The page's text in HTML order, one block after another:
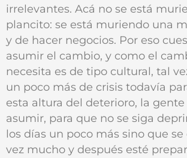
irrelevantes. Acá no se está
plancito: se está muriendo una
y de hacer negocios. Por eso
asumir el cambio, y como el
necesita es de tipo cultural, tal
un poco más de crisis todavía
esta altura del deterioro, la gente
asumir, para que no se siga
los días un poco más sino que
vez mucho y después esté